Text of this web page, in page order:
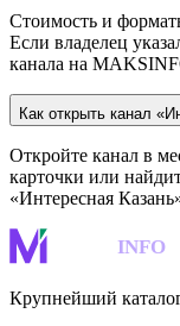
Стоимость и
Если владелец
канала на
Как открыть канал
Откройте канал в
карточки или
«Интересная
INFO
Крупнейший